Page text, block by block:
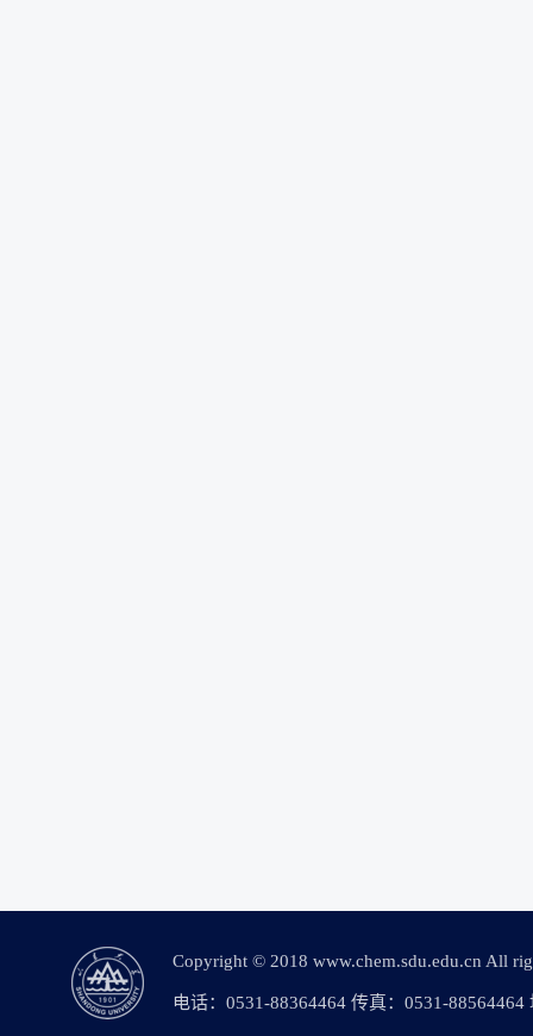
Copyright © 2018 www.chem.sdu.edu.cn All
电话：0531-88364464 传真：0531-